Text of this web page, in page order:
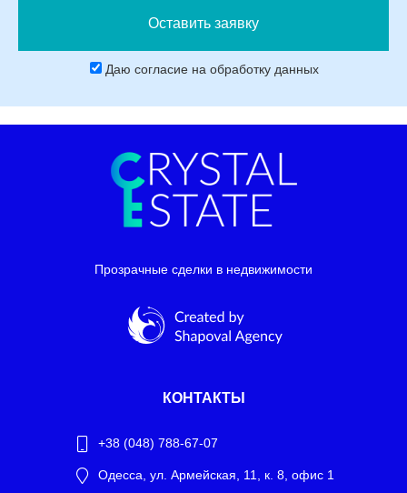
Даю согласие на обработку данных
Прозрачные сделки в недвижимости
КОНТАКТЫ
+38 (048) 788-67-07
Одесса, ул. Армейская, 11, к. 8, офис 1